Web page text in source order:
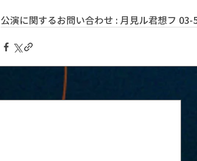
公演に関するお問い合わせ : 月見ル君想フ